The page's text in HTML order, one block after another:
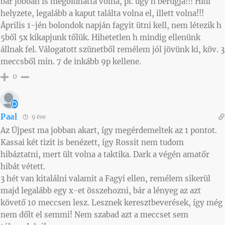
helyzete, legalább a kaput találta volna el, illett volna!!!
Április 1-jén bolondok napján fagyit ütni kell, nem létezik h
5ből 5x kikapjunk tőlük. Hihetetlen h mindig ellenünk
állnak fel. Válogatott szünetből remélem jól jövünk ki, köv. 3
meccsből min. 7 de inkább 9p kellene.
0
Paal 9 éve
Az Újpest ma jobban akart, így megérdemeltek az 1 pontot.
Kassai két tizit is benézett, így Rossit nem tudom
hibáztatni, mert ült volna a taktika. Dark a végén amatőr
hibát vétett.
3 hét van kitalálni valamit a Fagyi ellen, remélem sikerül
majd legalább egy x-et összehozni, bár a lényeg az azt
követő 10 meccsen lesz. Lesznek keresztbeverések, így még
nem dőlt el semmi! Nem szabad azt a meccset sem